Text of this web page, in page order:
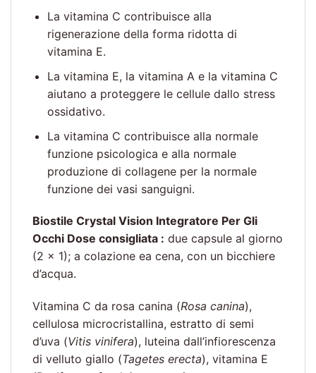
La vitamina C contribuisce alla
rigenerazione della forma ridotta di
vitamina E.
La vitamina E, la vitamina A e la vitamina C
aiutano a proteggere le cellule dallo stress
ossidativo.
La vitamina C contribuisce alla normale
funzione psicologica e alla normale
produzione di collagene per la normale
funzione dei vasi sanguigni.
Biostile Crystal Vision Integratore Per Gli
Occhi Dose consigliata : due capsule al giorno
(2 × 1); a colazione ea cena, con un bicchiere
d’acqua.
Vitamina C da rosa canina (Rosa canina),
cellulosa microcristallina, estratto di semi
d’uva (Vitis vinifera), luteina dall’infiorescenza
di velluto giallo (Tagetes erecta), vitamina E